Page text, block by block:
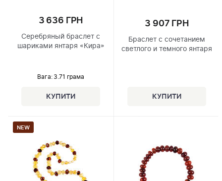
3 636 ГРН
Серебряный браслет с
шариками янтаря «Кира»
Вага: 3.71 грама
3 907 ГРН
Браслет с сочетанием
светлого и темного янтаря
NEW